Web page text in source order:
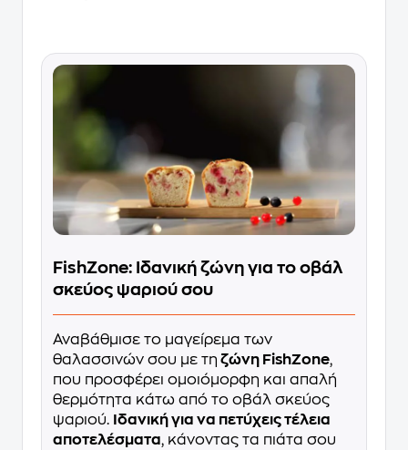
FishZone: Ιδανική ζώνη για το οβάλ
σκεύος ψαριού σου
Αναβάθμισε το μαγείρεμα των
θαλασσινών σου με τη ζώνη FishZone,
που προσφέρει ομοιόμορφη και απαλή
θερμότητα κάτω από το οβάλ σκεύος
ψαριού. Ιδανική για να πετύχεις τέλεια
αποτελέσματα, κάνοντας τα πιάτα σου